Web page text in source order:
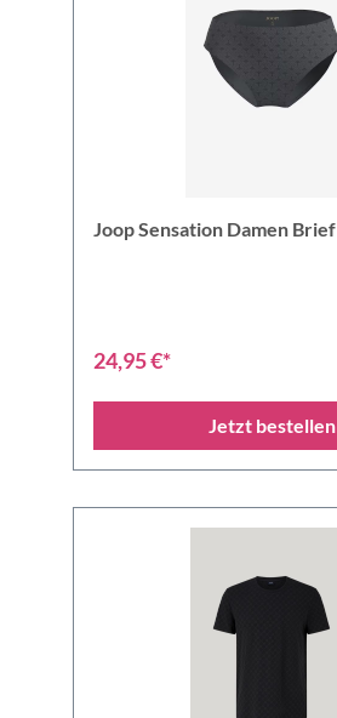
Joop Sensation Damen Brief
24,95 €*
Jetzt bestellen